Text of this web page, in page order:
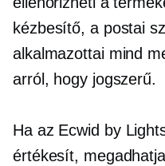
kézbesítő, a postai
alkalmazottai mind
arról, hogy jogszerű.
Ha az Ecwid by
értékesít,